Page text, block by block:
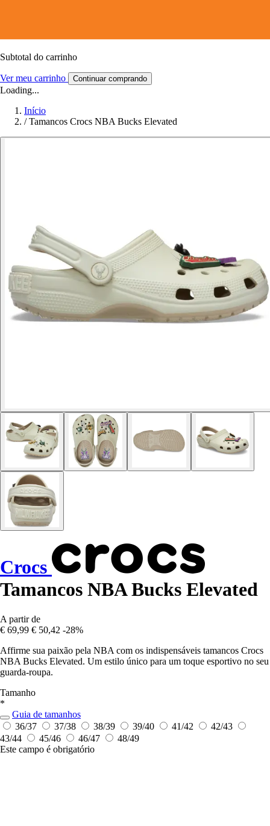
Subtotal do carrinho
Ver meu carrinho Continuar comprando
Loading...
Início
/ Tamancos Crocs NBA Bucks Elevated
Crocs
Tamancos NBA Bucks Elevated
A partir de
€ 69,99 € 50,42 -28%
Affirme sua paixão pela NBA com os indispensáveis tamancos Crocs
NBA Bucks Elevated. Um estilo único para um toque esportivo no seu
guarda-roupa.
Tamanho
*
Guia de tamanhos
36/37
37/38 38/39 39/40 41/42
42/43
43/44
45/46 46/47
48/49
Este campo é obrigatório